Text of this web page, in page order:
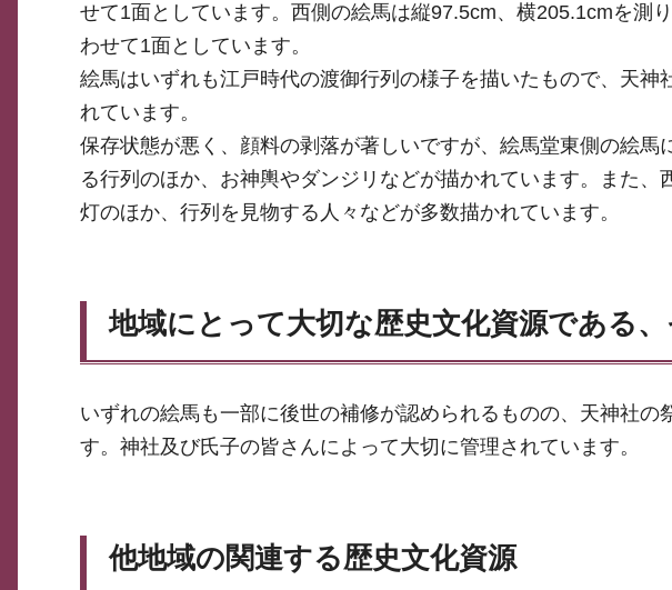
せて1面としています。西側の絵馬は縦97.5cm、横205.1cmを測
わせて1面としています。
絵馬はいずれも江戸時代の渡御行列の様子を描いたもので、天
れています。
保存状態が悪く、顔料の剥落が著しいですが、絵馬堂東側の絵
る行列のほか、お神輿やダンジリなどが描かれています。また
灯のほか、行列を見物する人々などが多数描かれています。
地域にとって大切な歴史文化資源である
いずれの絵馬も一部に後世の補修が認められるものの、天神社
す。神社及び氏子の皆さんによって大切に管理されています。
他地域の関連する歴史文化資源